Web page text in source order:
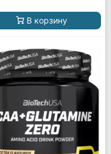
В корзину